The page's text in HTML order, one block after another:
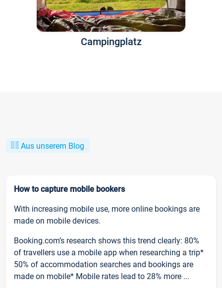
Campingplatz
Aus unserem Blog
How to capture mobile bookers
With increasing mobile use, more online bookings are
made on mobile devices.
Booking.com’s research shows this trend clearly: 80%
of travellers use a mobile app when researching a trip*
50% of accommodation searches and bookings are
made on mobile* Mobile rates lead to 28% more ...